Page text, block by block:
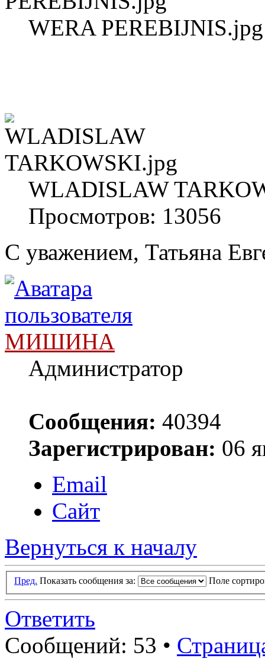
WERA
WLADISLAW
Просмотров: 13056
С уважением, Татьяна
МИШИНА
Администратор
Сообщения: 40394
Зарегистрирован: 06
Email
Сайт
Вернуться к началу
Пред. Показать сообщения за: Поле
Ответить
Сообщений: 53 •